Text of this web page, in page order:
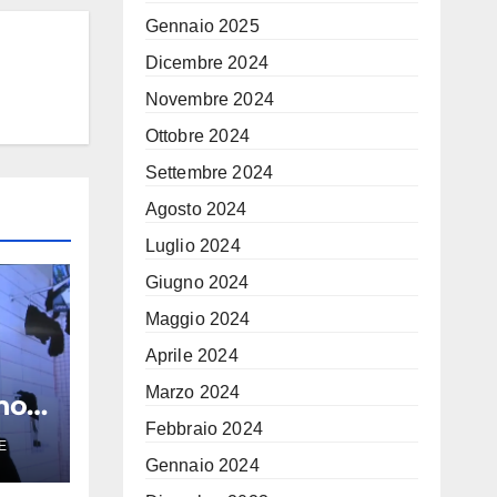
Gennaio 2025
Dicembre 2024
Novembre 2024
Ottobre 2024
Settembre 2024
Agosto 2024
Luglio 2024
Giugno 2024
Maggio 2024
Aprile 2024
Marzo 2024
Febbraio 2024
Gennaio 2024